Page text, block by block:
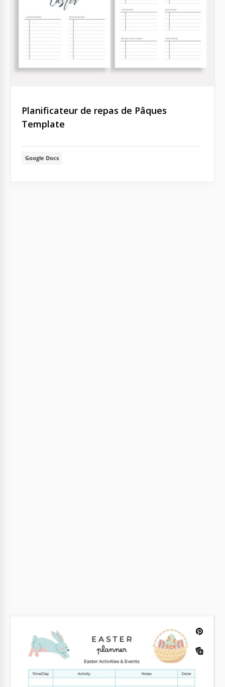
Planificateur de repas de Pâques
Template
Google Docs